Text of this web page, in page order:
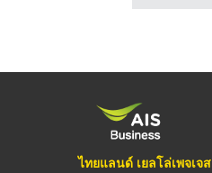
ไทยแลนด์ เยลโล่เพจเจส